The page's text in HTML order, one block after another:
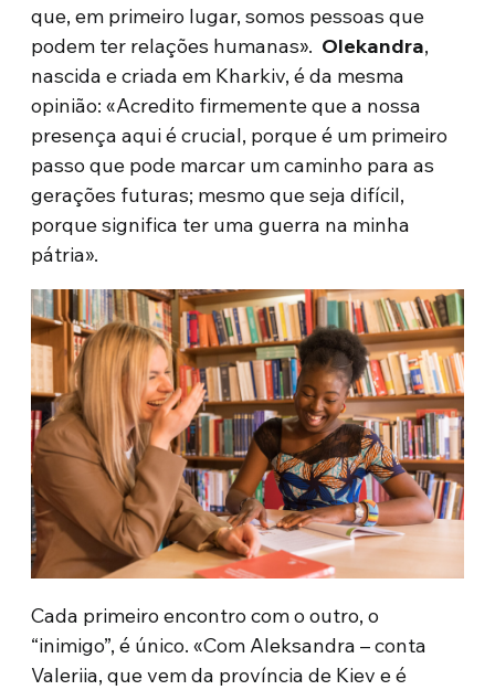
que, em primeiro lugar, somos pessoas que
podem ter relações humanas». Olekandra,
nascida e criada em Kharkiv, é da mesma
opinião: «Acredito firmemente que a nossa
presença aqui é crucial, porque é um primeiro
passo que pode marcar um caminho para as
gerações futuras; mesmo que seja difícil,
porque significa ter uma guerra na minha
pátria».
Cada primeiro encontro com o outro, o
“inimigo”, é único. «Com Aleksandra – conta
Valeriia, que vem da província de Kiev e é